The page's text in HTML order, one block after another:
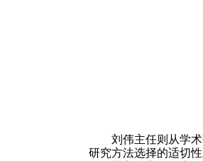
刘伟主任则从学
研究方法选择的适切